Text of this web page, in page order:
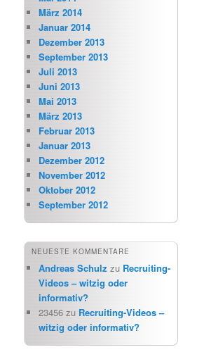
März 2014
Januar 2014
Dezember 2013
September 2013
Juli 2013
Juni 2013
Mai 2013
März 2013
Februar 2013
Januar 2013
Dezember 2012
November 2012
Oktober 2012
September 2012
NEUESTE KOMMENTARE
Andreas Schulz zu Recruiting-
Videos – witzig oder
informativ?
23456 zu Recruiting-Videos –
witzig oder informativ?